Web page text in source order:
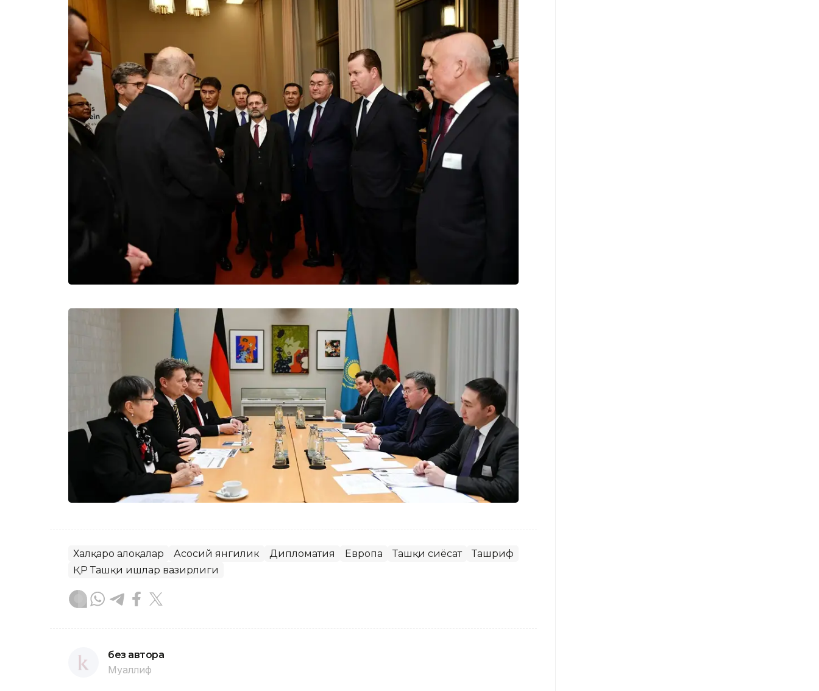
Халқаро алоқалар Асосий янгилик Дипломатия Европа Ташқи сиёсат
Ташриф
ҚР Ташқи ишлар вазирлиги
без автора
Муаллиф